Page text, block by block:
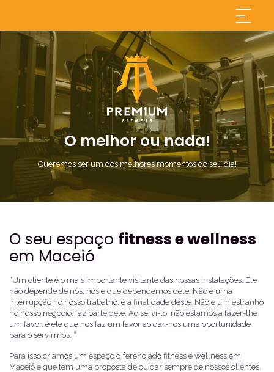
O melhor ou nada!
Queremos ser um dos melhores momentos do seu dia!
O seu espaço fitness e wellness
em Maceió
“Um cliente é o mais importante visitante das nossas instalações. Ele
não depende de nós, nós é que dependemos dele. Não é uma
interrupção no nosso trabalho, é a finalidade deste. Não é um estranho
no nosso negócio, faz parte dele. Ao servi-lo, não estamos a fazer-lhe
um favor, é ele que nos faz um favor ao dar-nos uma oportunidade
para o servirmos. ”
Para isso criamos um espaço diferenciado fitness e wellness em
Maceió e que tem uma proposta de cuidar sempre de nossos clientes.